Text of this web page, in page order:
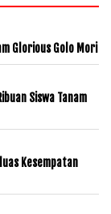
Glorious Golo Mori
Siswa Tanam
Kesempatan